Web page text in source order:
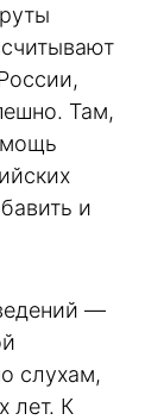
Там,
и
—
слухам,
лет. К